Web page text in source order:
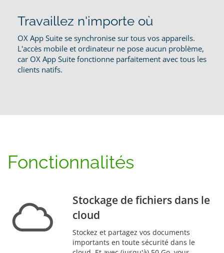
Travaillez n'importe où
OX App Suite se synchronise sur tous vos appareils.
L'accès mobile et ordinateur ne pose aucun problème,
car OX App Suite fonctionne parfaitement avec tous les
clients natifs.
Fonctionnalités
Stockage de fichiers dans le
cloud
Stockez et partagez vos documents
importants en toute sécurité dans le